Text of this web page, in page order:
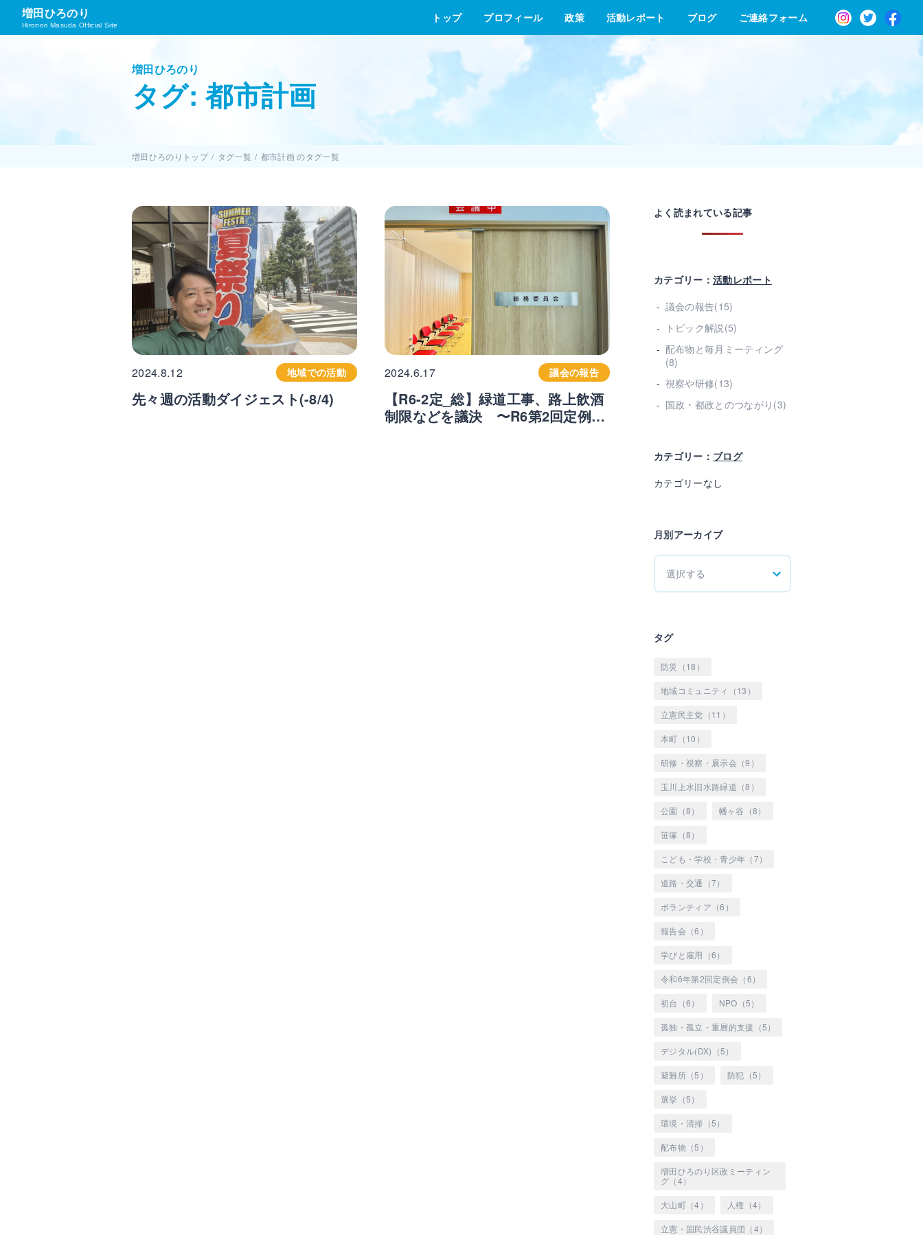
増田ひろのり
Hironori Masuda Official Site
トップ プロフィール 政策 活動レポート ブログ ご連絡フォーム Instagram
増田ひろのり
タグ: 都市計画
増田ひろのりトップ タグ一覧 都市計画 のタグ一覧
2024.8.12 地域での活動
先々週の活動ダイジェスト(-8/4)
2024.6.17 議会の報告
【R6-2定_総】緑道工事、路上飲酒
制限などを議決 〜R6第2回定例会
よく読まれている記事
カテゴリー： 活動レポート
議会の報告(15)
トピック解説(5)
配布物と毎月ミーティング
(8)
視察や研修(13)
国政・都政とのつながり(3)
カテゴリー： ブログ
カテゴリーなし
月別アーカイブ
選択する
タグ
防災（18）
地域コミュニティ（13）
立憲民主党（11）
本町（10）
研修・視察・展示会（9）
玉川上水旧水路緑道（8）
公園（8） 幡ヶ谷（8）
笹塚（8）
こども・学校・青少年（7）
道路・交通（7）
ボランティア（6）
報告会（6）
学びと雇用（6）
令和6年第2回定例会（6）
初台（6） NPO（5）
孤独・孤立・重層的支援（5）
デジタル(DX)（5）
避難所（5） 防犯（5）
選挙（5）
環境・清掃（5）
配布物（5）
増田ひろのり区政ミーティン
グ（4）
大山町（4） 人権（4）
立憲・国民渋谷議員団（4）